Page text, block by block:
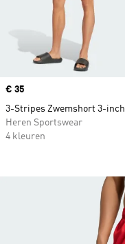
Price
€ 35
3-Stripes Zwemshort 3-inch
Heren Sportswear
4 kleuren